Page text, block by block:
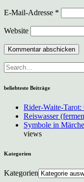
E-Mail-Adresse *
Website
beliebteste Beiträge
Rider-Waite-
Reiswasser
Symbole in
views
Kategorien
Kategorien